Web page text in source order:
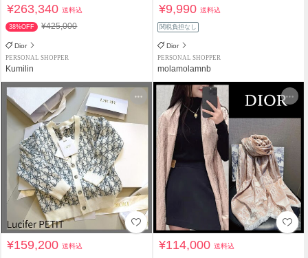
¥263,340送料込
38%OFF ¥425,000
Dior
PERSONAL SHOPPER
Kumilin
¥9,990送料込
関税負担なし
Dior
PERSONAL SHOPPER
molamolamnb
¥159,200送料込 ¥114,000送料込